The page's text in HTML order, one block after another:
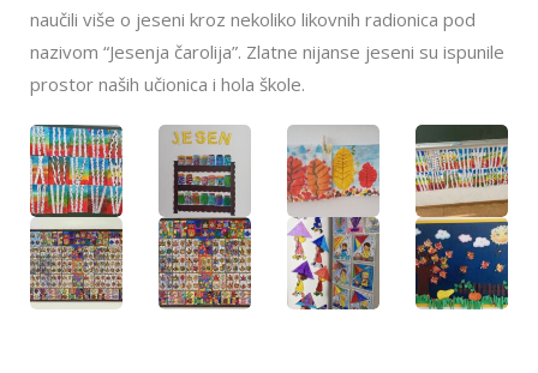
naučili više o jeseni kroz nekoliko likovnih radionica pod
nazivom “Jesenja čarolija”. Zlatne nijanse jeseni su ispunile
prostor naših učionica i hola škole.